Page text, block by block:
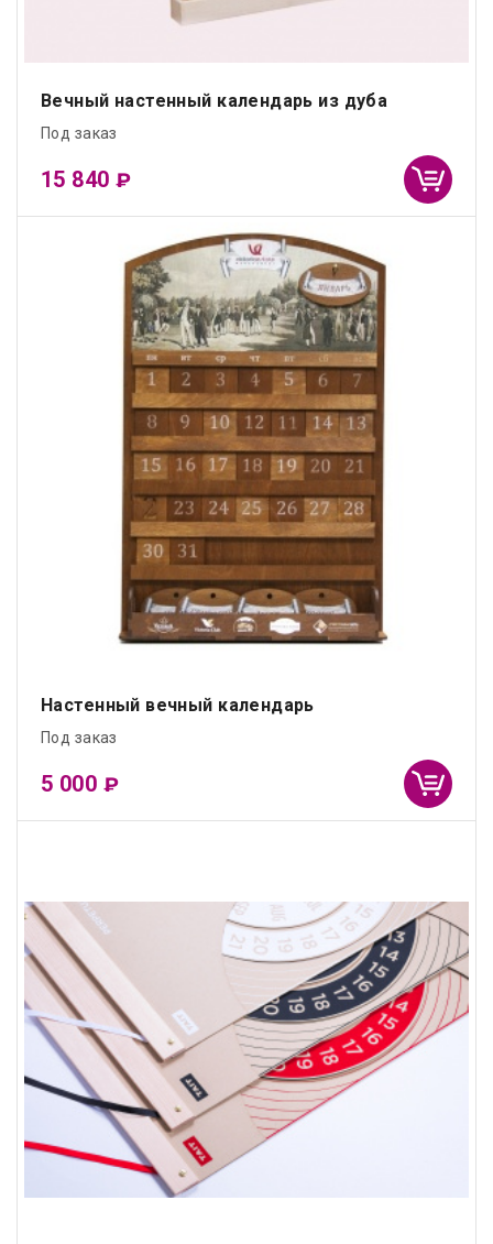
Вечный настенный календарь из дуба
Под заказ
15 840 ₽
Настенный вечный календарь
Под заказ
5 000 ₽